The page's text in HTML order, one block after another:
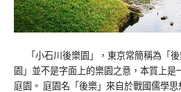
「小石川後樂園」，東京常簡稱為「後
園」並不是字面上的樂園之意，本質上
庭園。 庭園名「後樂」來自於戰國儒學